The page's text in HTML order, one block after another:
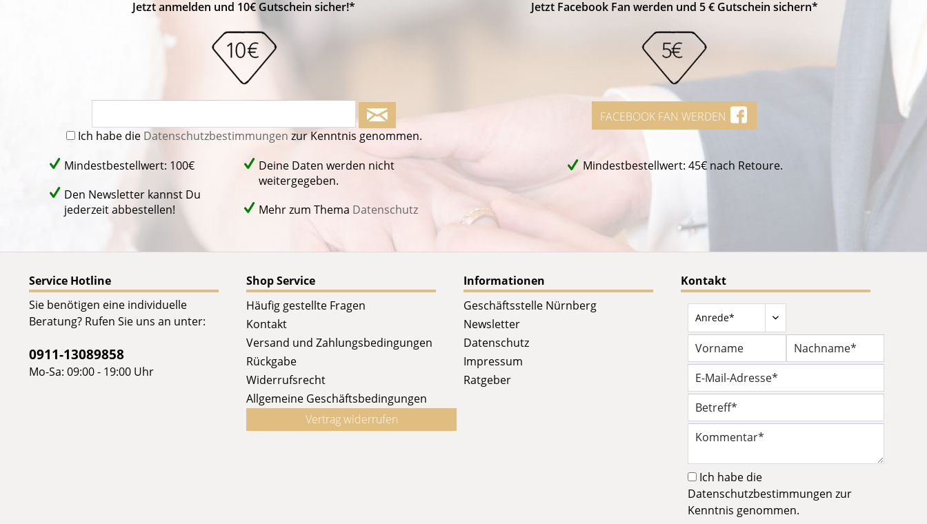
Jetzt anmelden und 10€ Gutschein sicher!*
Ich habe die Datenschutzbestimmungen zur Kenntnis genommen.
Mindestbestellwert: 100€
Den Newsletter kannst Du
jederzeit abbestellen!
Deine Daten werden nicht
weitergegeben.
Mehr zum Thema Datenschutz
Jetzt Facebook Fan werden und 5 € Gutschein sichern*
FACEBOOK FAN WERDEN
Mindestbestellwert: 45€ nach Retoure.
Service Hotline
Sie benötigen eine individuelle
Beratung? Rufen Sie uns an unter:
0911-13089858
Mo-Sa: 09:00 - 19:00 Uhr
Shop Service
Häufig gestellte Fragen
Kontakt
Versand und Zahlungsbedingungen
Rückgabe
Widerrufsrecht
Allgemeine Geschäftsbedingungen
Vertrag widerrufen
Informationen
Geschäftsstelle Nürnberg
Newsletter
Datenschutz
Impressum
Ratgeber
Kontakt
Ich habe die
Datenschutzbestimmungen zur
Kenntnis genommen.